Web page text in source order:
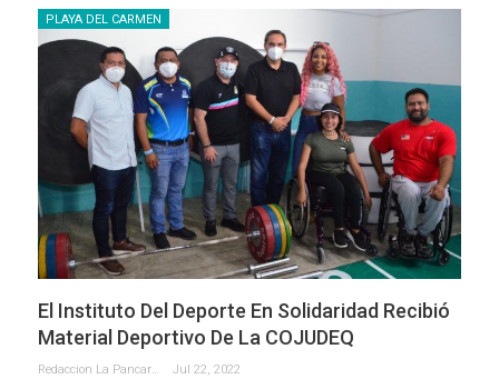
PLAYA DEL CARMEN
El Instituto Del Deporte En Solidaridad Recibió
Material Deportivo De La COJUDEQ
Redaccion La Pancarta De Quintana Roo Jul 22, 2022